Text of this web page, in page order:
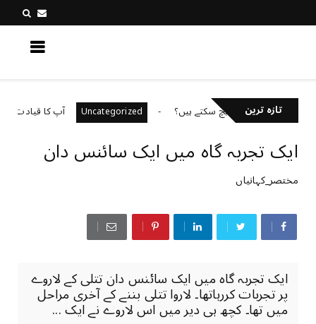
تازہ ترین
کیا آپ فراڈ سے بچ سکتے ہیں؟ Uncategorized آپ کا قیادت کا انداز
ایک تجربہ گاہ میں ایک سائنس دان
مختصر_کہانیاں
ایک تجربہ گاہ میں ایک سائنس دان تتلی کے لاروے
پر تجربات کررہاتھا۔ لاروا تتلی بننے کے آخری مراحل
میں تھا۔ کچھ ہی دیر میں اس لاروے نے ایک ...